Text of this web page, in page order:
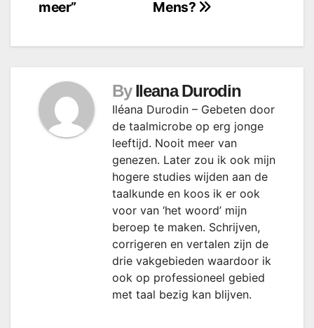
Mens?
meer”
By Ileana Durodin
Iléana Durodin – Gebeten door
de taalmicrobe op erg jonge
leeftijd. Nooit meer van
genezen. Later zou ik ook mijn
hogere studies wijden aan de
taalkunde en koos ik er ook
voor van ‘het woord’ mijn
beroep te maken. Schrijven,
corrigeren en vertalen zijn de
drie vakgebieden waardoor ik
ook op professioneel gebied
met taal bezig kan blijven.